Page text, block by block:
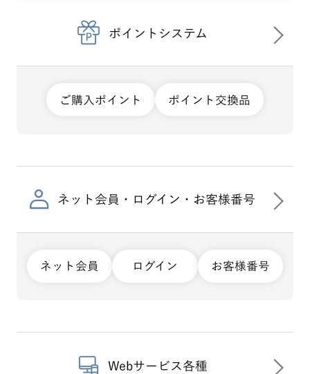
ポイントシステム
ご購入ポイント ポイント交換品
ネット会員・ログイン・お客様番号
ネット会員 ログイン お客様番号
Webサービス各種